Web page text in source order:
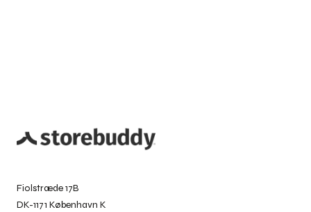
Fiolstræde 17B
DK-1171 København K